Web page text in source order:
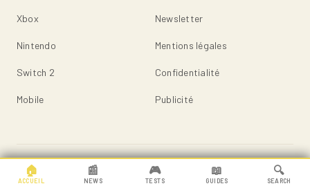
Xbox
Nintendo
Switch 2
Mobile
Newsletter
Mentions légales
Confidentialité
Publicité
© 2026 Game.fr — Tous droits réservés.
🏠
ACCUEIL
📰
NEWS
🎮
TESTS
📖
GUIDES
🔍
SEARCH